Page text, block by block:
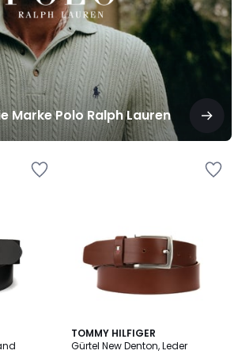
Marke Polo Ralph Lauren
TOMMY HILFIGER
Gürtel New Denton, Leder
2
Farben